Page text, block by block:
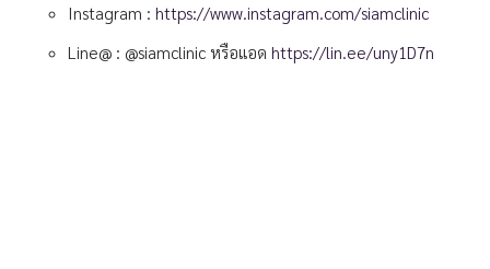
Instagram : https://www.instagram.com/siamclinic
Line@ : @siamclinic หรือแอด https://lin.ee/uny1D7n